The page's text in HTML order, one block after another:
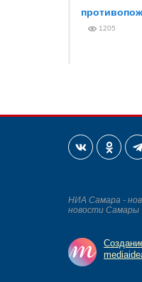
1205
НИА Самара -
новости Самары